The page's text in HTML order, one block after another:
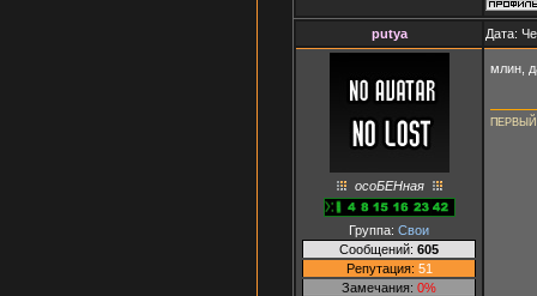
putya Дата:
осоБЕНная
Группа: Свои
Сообщений: 605
Репутация: 51
Замечания: 0%
млин,